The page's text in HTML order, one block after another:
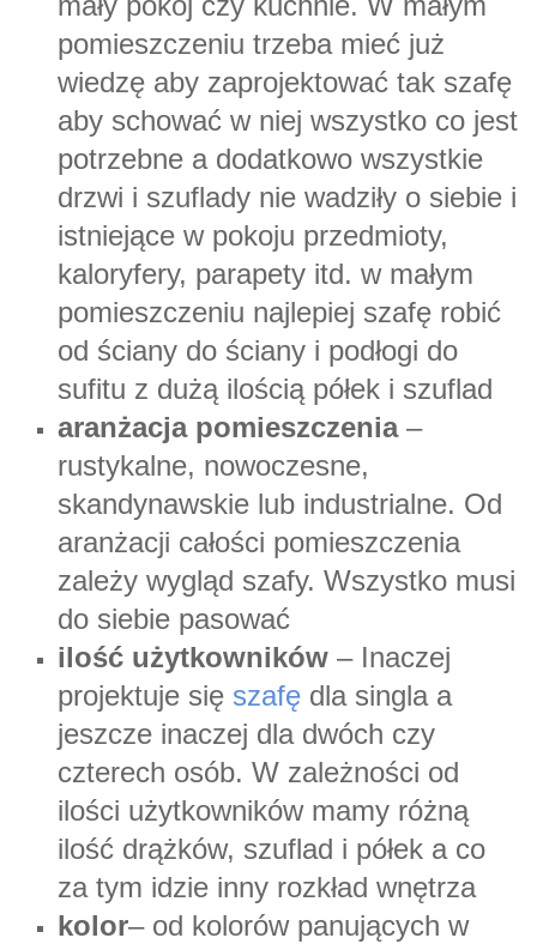
pomieszczeniu trzeba mieć już
wiedzę aby zaprojektować tak szafę
aby schować w niej wszystko co jest
potrzebne a dodatkowo wszystkie
drzwi i szuflady nie wadziły o siebie i
istniejące w pokoju przedmioty,
kaloryfery, parapety itd. w małym
pomieszczeniu najlepiej szafę robić
od ściany do ściany i podłogi do
sufitu z dużą ilością półek i szuflad
aranżacja pomieszczenia–
rustykalne, nowoczesne,
skandynawskie lub industrialne. Od
aranżacji całości pomieszczenia
zależy wygląd szafy. Wszystko musi
do siebie pasować
ilość użytkowników – Inaczej
projektuje się szafę dla singla a
jeszcze inaczej dla dwóch czy
czterech osób. W zależności od
ilości użytkowników mamy różną
ilość drążków, szuflad i półek a co
za tym idzie inny rozkład wnętrza
kolor– od kolorów panujących w